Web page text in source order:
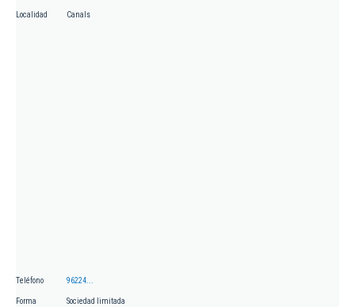
Localidad Canals
Teléfono 96224...
Forma
Sociedad limitada